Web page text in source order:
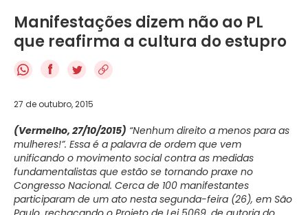
Manifestações dizem não ao PL
que reafirma a cultura do estupro
f
27 de outubro, 2015
(Vermelho, 27/10/2015) “Nenhum direito a menos para as
mulheres!”. Essa é a palavra de ordem que vem
unificando o movimento social contra as medidas
fundamentalistas que estão se tornando praxe no
Congresso Nacional. Cerca de 100 manifestantes
participaram de um ato nesta segunda-feira (26), em São